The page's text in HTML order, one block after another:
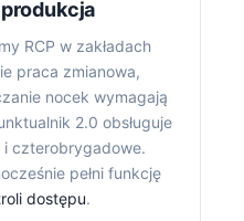
produkcja
RCP w zakładach
praca zmianowa,
nocek wymagają
2.0 obsługuje
czterobrygadowe.
pełni funkcję
dostępu.